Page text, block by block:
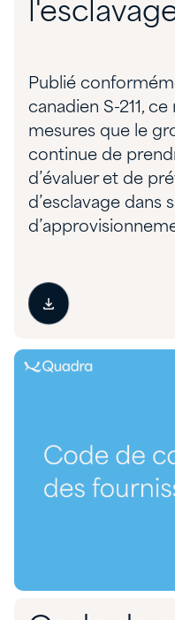
Publié
canadien S-211,
mesures que le
continue de
d’évaluer et de
d’esclavage dans